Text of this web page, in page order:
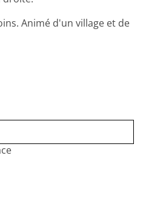
Animé d'un village et de